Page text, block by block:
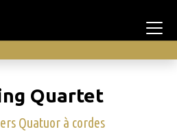
Quartet
Quatuor à cordes